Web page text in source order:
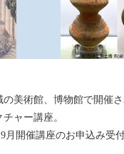
の美術館、博物館で開催
ャー講座。
月開催講座のお申込み受